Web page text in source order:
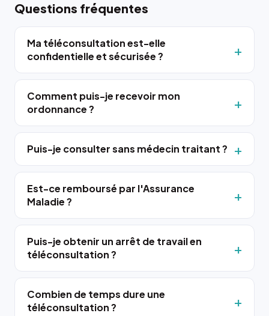
Questions fréquentes
Ma téléconsultation est-elle
confidentielle et sécurisée ?
Comment puis-je recevoir mon
ordonnance ?
Puis-je consulter sans médecin traitant ?
Est-ce remboursé par l'Assurance
Maladie ?
Puis-je obtenir un arrêt de travail en
téléconsultation ?
Combien de temps dure une
téléconsultation ?